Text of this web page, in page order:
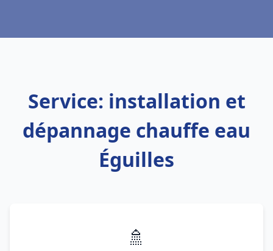
Service: installation et
dépannage chauffe eau
Éguilles
🚿